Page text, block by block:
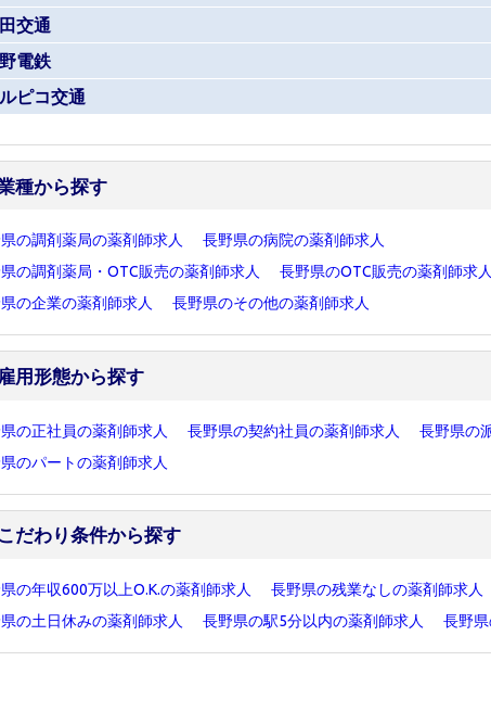
田交通
電鉄
ピコ交通
種から探す
の調剤薬局の薬剤師求人
長野県の病院の薬剤師求人
の調剤薬局・OTC販売の薬剤師求人
長野県のOTC販売の薬剤師求人
の企業の薬剤師求人
長野県のその他の薬剤師求人
雇用形態から探す
の正社員の薬剤師求人 長野県の契約社員の薬剤師求人
長野県の
のパートの薬剤師求人
こだわり条件から探す
の年収600万以上O.K.の薬剤師求人
長野県の残業なしの薬剤師求人
の土日休みの薬剤師求人
長野県の駅5分以内の薬剤師求人 長野